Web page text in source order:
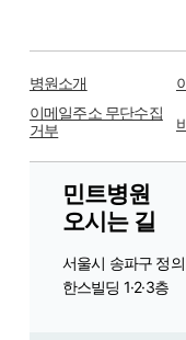
병원소개
이메일주소 무단수집
거부
민트병원
오시는 길
서울시 송파구 정
한스빌딩 1·2·3층